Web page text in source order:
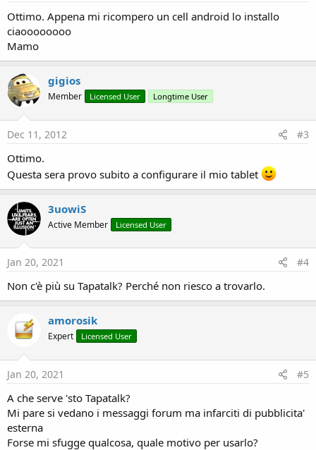
Ottimo. Appena mi ricompero un cell android lo installo
ciaoooooooo
Mamo
gigios
Member Licensed User Longtime User
Dec 11, 2012 #3
Ottimo.
Questa sera provo subito a configurare il mio tablet
3uowiS
Active Member Licensed User
Jan 20, 2021 #4
Non c'è più su Tapatalk? Perché non riesco a trovarlo.
amorosik
Expert Licensed User
Jan 20, 2021 #5
A che serve 'sto Tapatalk?
Mi pare si vedano i messaggi forum ma infarciti di pubblicita'
esterna
Forse mi sfugge qualcosa, quale motivo per usarlo?